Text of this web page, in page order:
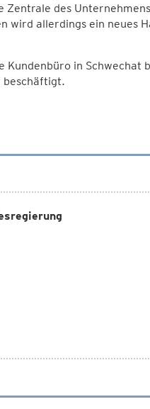
Zentrale des
wird allerdings ein neues
in Schwechat
beschäftigt.